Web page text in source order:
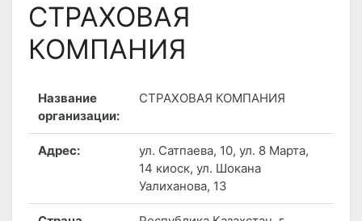
СТРАХОВАЯ
КОМПАНИЯ
Название
организации:
СТРАХОВАЯ КОМПАНИЯ
Адрес:
ул. Сатпаева, 10, ул. 8 Марта,
14 киоск, ул. Шокана
Уалиханова, 13